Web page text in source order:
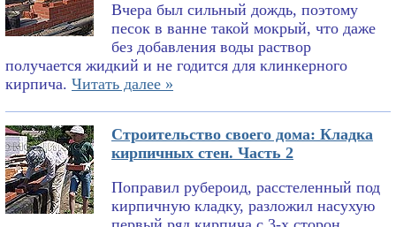
Вчера был сильный дождь, поэтому
песок в ванне такой мокрый, что даже
без добавления воды раствор
получается жидкий и не годится для клинкерного
кирпича. Читать далее »
Строительство своего дома: Кладка
кирпичных стен. Часть 2
Поправил рубероид, расстеленный под
кирпичную кладку, разложил насухую